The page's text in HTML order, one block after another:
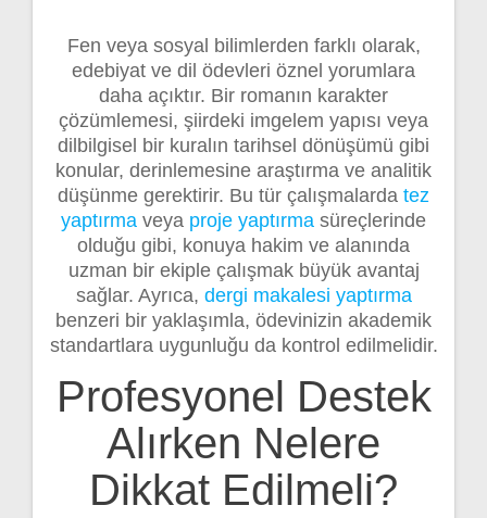
Fen veya sosyal bilimlerden farklı olarak,
edebiyat ve dil ödevleri öznel yorumlara
daha açıktır. Bir romanın karakter
çözümlemesi, şiirdeki imgelem yapısı veya
dilbilgisel bir kuralın tarihsel dönüşümü gibi
konular, derinlemesine araştırma ve analitik
düşünme gerektirir. Bu tür çalışmalarda tez
yaptırma veya proje yaptırma süreçlerinde
olduğu gibi, konuya hakim ve alanında
uzman bir ekiple çalışmak büyük avantaj
sağlar. Ayrıca, dergi makalesi yaptırma
benzeri bir yaklaşımla, ödevinizin akademik
standartlara uygunluğu da kontrol edilmelidir.
Profesyonel Destek
Alırken Nelere
Dikkat Edilmeli?